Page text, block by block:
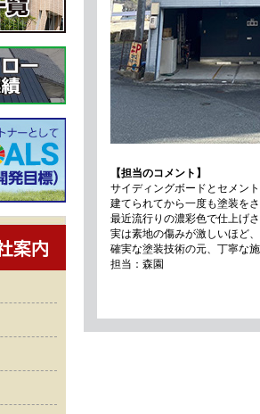
【担当のコメント】
サイディングボードとセメン
建てられてから一度も塗装を
最近流行りの濃彩色で仕上げ
実は素地の傷みが激しいほど
確実な塗装技術の元、丁寧な
担当：森園